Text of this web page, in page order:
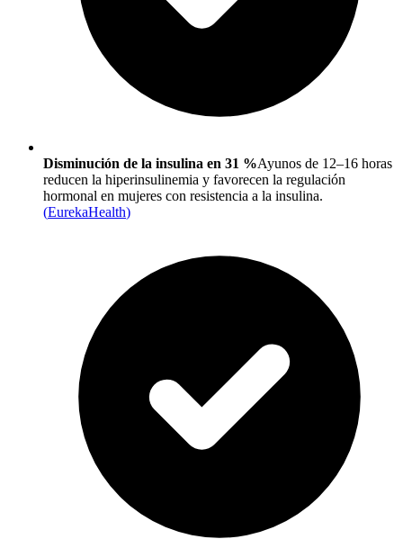
Disminución de la insulina en 31 %Ayunos de 12–16 horas
reducen la hiperinsulinemia y favorecen la regulación
hormonal en mujeres con resistencia a la insulina.
(EurekaHealth)